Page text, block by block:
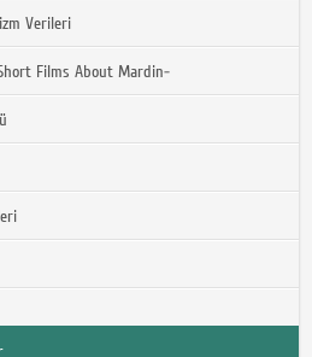
Verileri
Films About Mardin-